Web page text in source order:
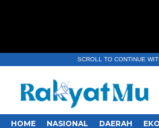
SCROLL TO CONTINUE
HOME NASIONAL DAERAH